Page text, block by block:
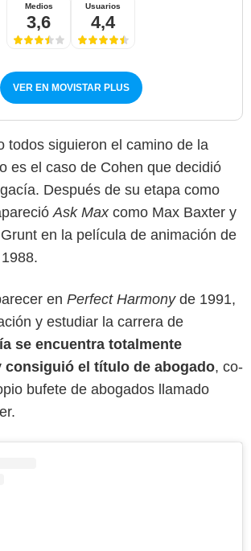
Medios
3,6
Usuarios
4,4
VER EN MOVISTAR PLUS
todos siguieron el camino de la
es el caso de Cohen que decidió
Después de su etapa como
Ask Maxcomo Max Baxter y
en la película de animación de
en Perfect Harmonyde 1991,
y estudiar la carrera de
se encuentra totalmente
consiguió el título de abogado, co-
bufete de abogados llamado